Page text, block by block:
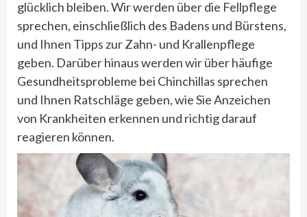
glücklich bleiben. Wir werden über die Fellpflege
sprechen, einschließlich des Badens und Bürstens,
und Ihnen Tipps zur Zahn- und Krallenpflege
geben. Darüber hinaus werden wir über häufige
Gesundheitsprobleme bei Chinchillas sprechen
und Ihnen Ratschläge geben, wie Sie Anzeichen
von Krankheiten erkennen und richtig darauf
reagieren können.